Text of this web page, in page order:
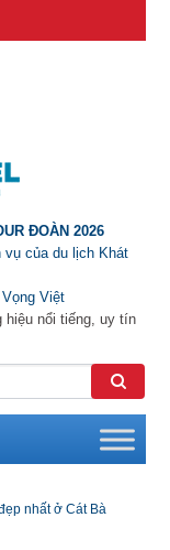
ĐOÀN 2026
của du lịch Khát
Việt
nổi tiếng, uy tín
nhất ở Cát Bà